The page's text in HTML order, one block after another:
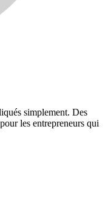
simplement. Des
les entrepreneurs qui